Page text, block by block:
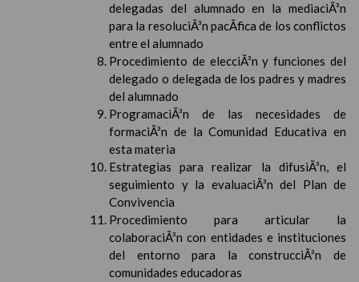
delegadas del alumnado en la mediaciÃ³n
para la resoluciÃ³n pacÃ­fica de los conflictos
entre el alumnado
Procedimiento de elecciÃ³n y funciones del
delegado o delegada de los padres y madres
del alumnado
ProgramaciÃ³n de las necesidades de
formaciÃ³n de la Comunidad Educativa en
esta materia
Estrategias para realizar la difusiÃ³n, el
seguimiento y la evaluaciÃ³n del Plan de
Convivencia
Procedimiento para articular la
colaboraciÃ³n con entidades e instituciones
del entorno para la construcciÃ³n de
comunidades educadoras